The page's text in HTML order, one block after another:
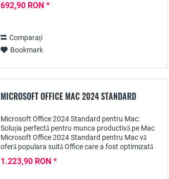
692,90 RON *
Comparați
Bookmark
MICROSOFT OFFICE MAC 2024 STANDARD
Microsoft Office 2024 Standard pentru Mac:
Soluția perfectă pentru munca productivă pe Mac
Microsoft Office 2024 Standard pentru Mac vă
oferă populara suită Office care a fost optimizată
1.223,90 RON *